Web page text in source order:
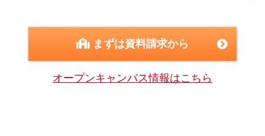
まずは資料請求から
オープンキャンパス情報はこちら